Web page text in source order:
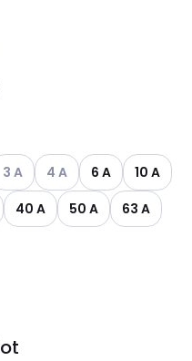
vaihtoehdot
olevat vaihtoehdot
olevat
käytettävissä olevat
3 A Katso käytettävissä
4 A 6 A
10 A
40 A 50 A 63 A